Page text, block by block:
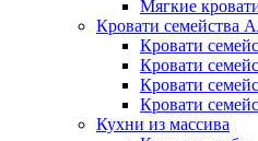
Мягкие
Кровати семейства
Кровати
Кровати
Кровати
Кровати
Кухни из массива